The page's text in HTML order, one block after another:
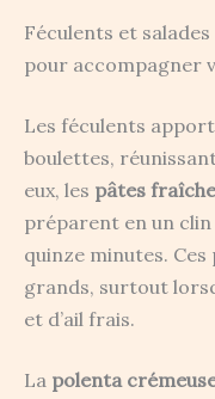
Féculents et
pour accompagner
Les féculents
boulettes,
eux, les pâtes
préparent en un clin
quinze minutes.
grands, surtout
et d’ail frais.
La polenta